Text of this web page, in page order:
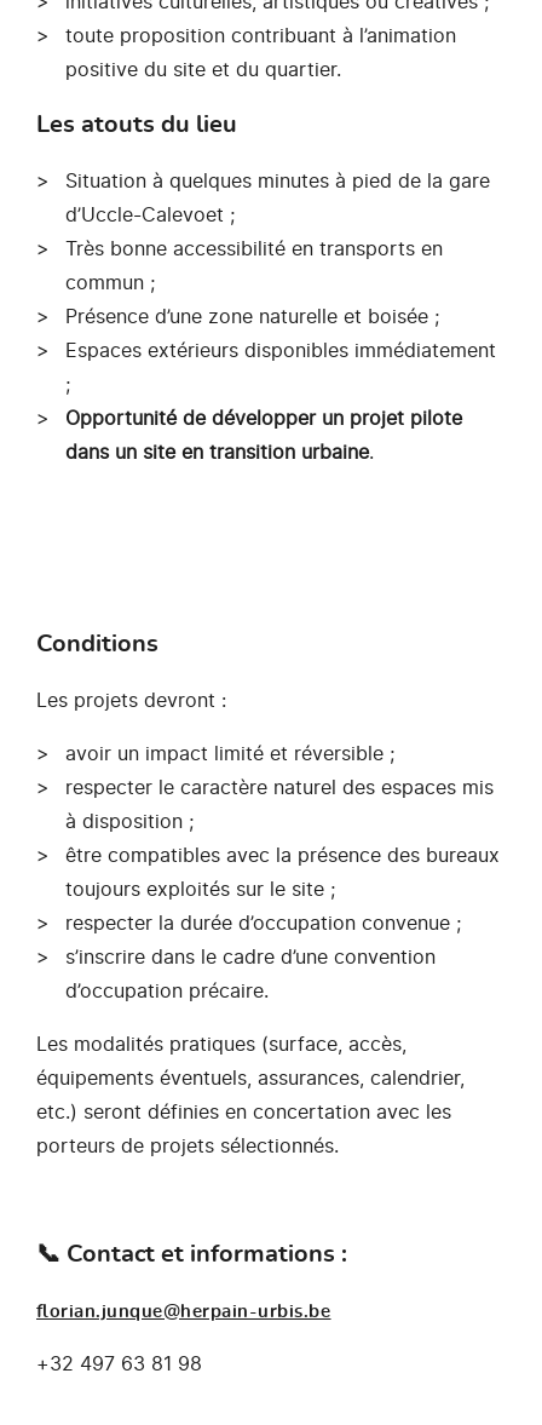
toute proposition contribuant à l’animation
positive du site et du quartier.
Les atouts du lieu
Situation à quelques minutes à pied de la gare
d’Uccle-Calevoet ;
Très bonne accessibilité en transports en
commun ;
Présence d’une zone naturelle et boisée ;
Espaces extérieurs disponibles immédiatement
;
Opportunité de développer un projet pilote
dans un site en transition urbaine.
Conditions
Les projets devront :
avoir un impact limité et réversible ;
respecter le caractère naturel des espaces mis
à disposition ;
être compatibles avec la présence des bureaux
toujours exploités sur le site ;
respecter la durée d’occupation convenue ;
s’inscrire dans le cadre d’une convention
d’occupation précaire.
Les modalités pratiques (surface, accès,
équipements éventuels, assurances, calendrier,
etc.) seront définies en concertation avec les
porteurs de projets sélectionnés.
📞 Contact et informations :
florian.junque@herpain-urbis.be
+32 497 63 81 98